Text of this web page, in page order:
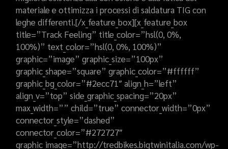
materiale e ottimizza i processi di saldatura TIG con
leghe differenti.[/x_feature_box][x_feature_box
title=”Track Feeling” title_color=”hsl(0, 0%,
100%)” text_color=”hsl(0, 0%, 100%)”
graphic=”image” graphic_size=”100px”
graphic_shape=”square” graphic_color=”#ffffff”
graphic_bg_color=”#2ecc71″ align_h=”left”
align_v=”top” side_graphic_spacing=”20px”
max_width=”” child=”true” connector_width=”0px”
connector_style=”dashed”
connector_color=”#272727″
graphic_image=”http://tredbikes.bigtwinitalia.com/wp-